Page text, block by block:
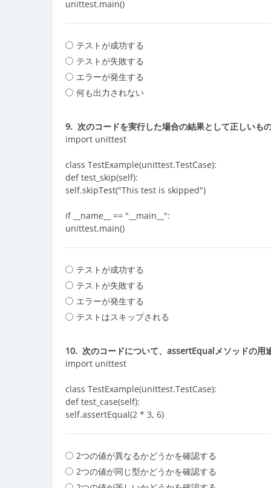
unittest.main()
テストが成功する
テストが失敗する
エラーが発生する
何も出力されない
9. 次のコードを実行した場合の結果として正しいも
import unittest
class TestExample(unittest.TestCase):
def test_skip(self):
self.skipTest("This test is skipped")
if __name__ == "__main__":
unittest.main()
テストが成功する
テストが失敗する
エラーが発生する
テストはスキップされる
10. 次のコードについて、assertEqualメソッドの用
import unittest
class TestExample(unittest.TestCase):
def test_case(self):
self.assertEqual(2 * 3, 6)
2つの値が異なるかどうかを確認する
2つの値が同じ型かどうかを確認する